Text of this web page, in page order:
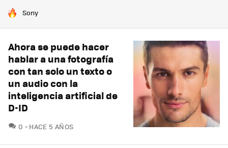
HOY SE HABLA DE
Sony
Ahora se puede hacer
hablar a una fotografía
con tan solo un texto o
un audio con la
inteligencia artificial de
D-ID
0 COMENTARIOS
HACE 5 AÑOS